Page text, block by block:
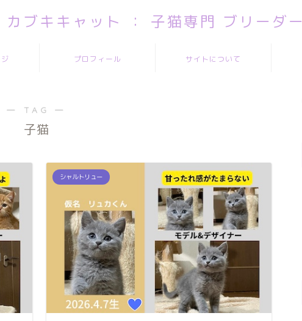
カブキキャット ： 子猫専門 ブリーダー
プロフィール サイトについて
― TAG ―
子猫
シャルトリュー